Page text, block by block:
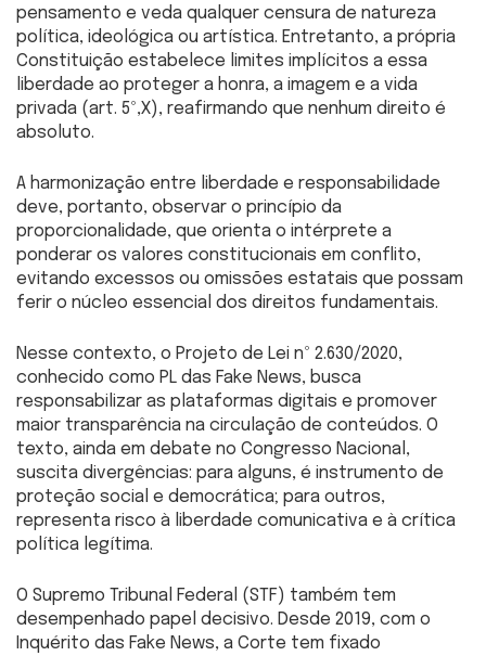
pensamento e veda qualquer censura de natureza
política, ideológica ou artística. Entretanto, a própria
Constituição estabelece limites implícitos a essa
liberdade ao proteger a honra, a imagem e a vida
privada (art. 5º,X), reafirmando que nenhum direito é
absoluto.
A harmonização entre liberdade e responsabilidade
deve, portanto, observar o princípio da
proporcionalidade, que orienta o intérprete a
ponderar os valores constitucionais em conflito,
evitando excessos ou omissões estatais que possam
ferir o núcleo essencial dos direitos fundamentais.
Nesse contexto, o Projeto de Lei nº 2.630/2020,
conhecido como PL das Fake News, busca
responsabilizar as plataformas digitais e promover
maior transparência na circulação de conteúdos. O
texto, ainda em debate no Congresso Nacional,
suscita divergências: para alguns, é instrumento de
proteção social e democrática; para outros,
representa risco à liberdade comunicativa e à crítica
política legítima.
O Supremo Tribunal Federal (STF) também tem
desempenhado papel decisivo. Desde 2019, com o
Inquérito das Fake News, a Corte tem fixado